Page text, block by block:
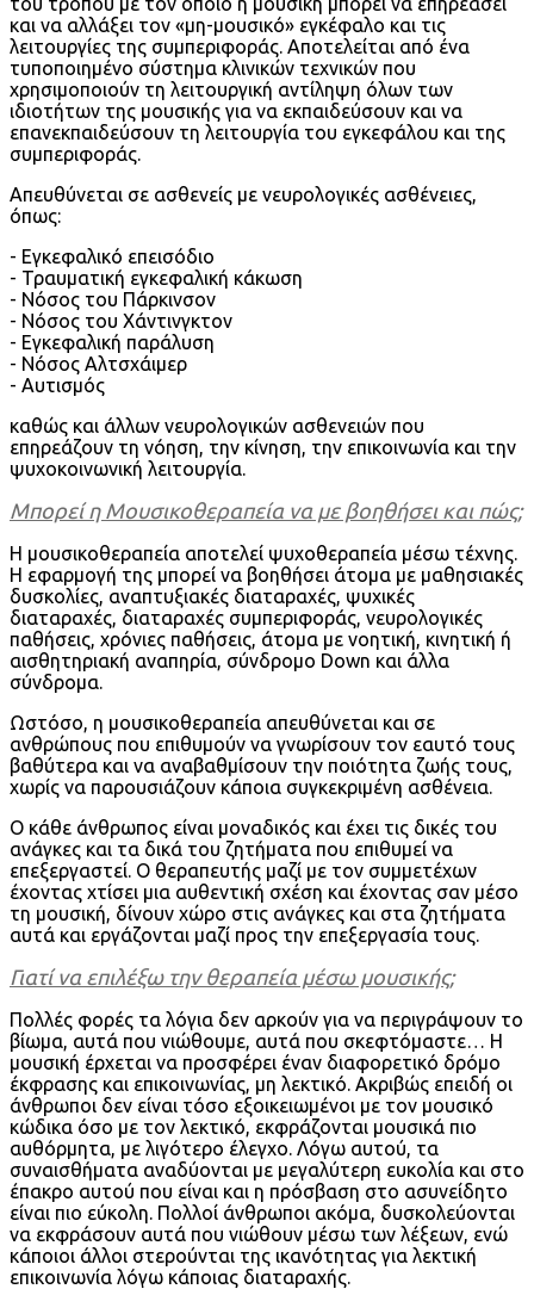
και να αλλάξει τον «μη-μουσικό» εγκέφαλο και τις
λειτουργίες της συμπεριφοράς. Αποτελείται από ένα
τυποποιημένο σύστημα κλινικών τεχνικών που
χρησιμοποιούν τη λειτουργική αντίληψη όλων των
ιδιοτήτων της μουσικής για να εκπαιδεύσουν και να
επανεκπαιδεύσουν τη λειτουργία του εγκεφάλου και της
συμπεριφοράς.
Απευθύνεται σε ασθενείς με νευρολογικές ασθένειες,
όπως:
- Εγκεφαλικό επεισόδιο
- Τραυματική εγκεφαλική κάκωση
- Νόσος του Πάρκινσον
- Νόσος του Χάντινγκτον
- Εγκεφαλική παράλυση
- Νόσος Αλτσχάιμερ
- Αυτισμός
καθώς και άλλων νευρολογικών ασθενειών που
επηρεάζουν τη νόηση, την κίνηση, την επικοινωνία και την
ψυχοκοινωνική λειτουργία.
Μπορεί η Μουσικοθεραπεία να με βοηθήσει και πώς;
Η μουσικοθεραπεία αποτελεί ψυχοθεραπεία μέσω τέχνης.
Η εφαρμογή της μπορεί να βοηθήσει άτομα με μαθησιακές
δυσκολίες, αναπτυξιακές διαταραχές, ψυχικές
διαταραχές, διαταραχές συμπεριφοράς, νευρολογικές
παθήσεις, χρόνιες παθήσεις, άτομα με νοητική, κινητική ή
αισθητηριακή αναπηρία, σύνδρομο Down και άλλα
σύνδρομα.
Ωστόσο, η μουσικοθεραπεία απευθύνεται και σε
ανθρώπους που επιθυμούν να γνωρίσουν τον εαυτό τους
βαθύτερα και να αναβαθμίσουν την ποιότητα ζωής τους,
χωρίς να παρουσιάζουν κάποια συγκεκριμένη ασθένεια.
Ο κάθε άνθρωπος είναι μοναδικός και έχει τις δικές του
ανάγκες και τα δικά του ζητήματα που επιθυμεί να
επεξεργαστεί. Ο θεραπευτής μαζί με τον συμμετέχων
έχοντας χτίσει μια αυθεντική σχέση και έχοντας σαν μέσο
τη μουσική, δίνουν χώρο στις ανάγκες και στα ζητήματα
αυτά και εργάζονται μαζί προς την επεξεργασία τους.
Γιατί να επιλέξω την θεραπεία μέσω μουσικής;
Πολλές φορές τα λόγια δεν αρκούν για να περιγράψουν το
βίωμα, αυτά που νιώθουμε, αυτά που σκεφτόμαστε… Η
μουσική έρχεται να προσφέρει έναν διαφορετικό δρόμο
έκφρασης και επικοινωνίας, μη λεκτικό. Ακριβώς επειδή οι
άνθρωποι δεν είναι τόσο εξοικειωμένοι με τον μουσικό
κώδικα όσο με τον λεκτικό, εκφράζονται μουσικά πιο
αυθόρμητα, με λιγότερο έλεγχο. Λόγω αυτού, τα
συναισθήματα αναδύονται με μεγαλύτερη ευκολία και στο
έπακρο αυτού που είναι και η πρόσβαση στο ασυνείδητο
είναι πιο εύκολη. Πολλοί άνθρωποι ακόμα, δυσκολεύονται
να εκφράσουν αυτά που νιώθουν μέσω των λέξεων, ενώ
κάποιοι άλλοι στερούνται της ικανότητας για λεκτική
επικοινωνία λόγω κάποιας διαταραχής.